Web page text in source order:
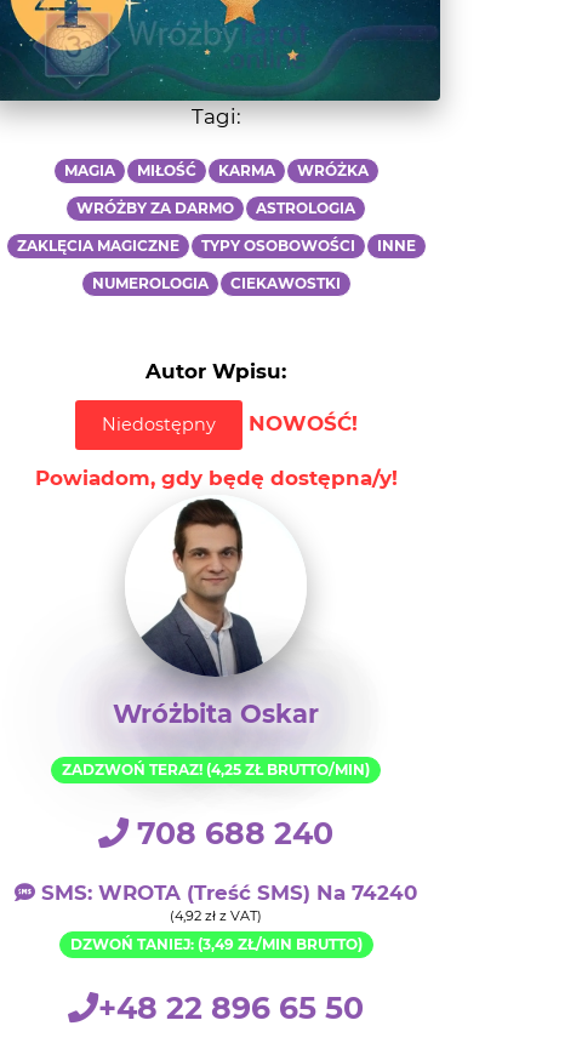
Tagi:
MAGIA MIŁOŚĆ KARMA
WRÓŻBY ZA DARMO
ZAKLĘCIA MAGICZNE TYPY OSOBOWOŚCI INNE
NUMEROLOGIA CIEKAWOSTKI
Autor Wpisu:
Powiadom, gdy będę dostępna/y!
Wróżbita Oskar
ZADZWOŃ TERAZ! (4,25 ZŁ BRUTTO/MIN)
708 688 240
(4,92 zł z VAT)
+48 22 896 65 50
Rozpocznij Czat 1.99 zł/min